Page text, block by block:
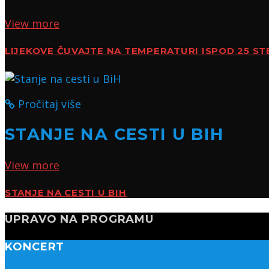
View more
LIJEKOVE ČUVAJTE NA TEMPERATURI ISPOD 25
Pročitaj više
STANJE NA CESTI U BIH
View more
STANJE NA CESTI U BIH
UPRAVO NA PROGRAMU
KONCERT